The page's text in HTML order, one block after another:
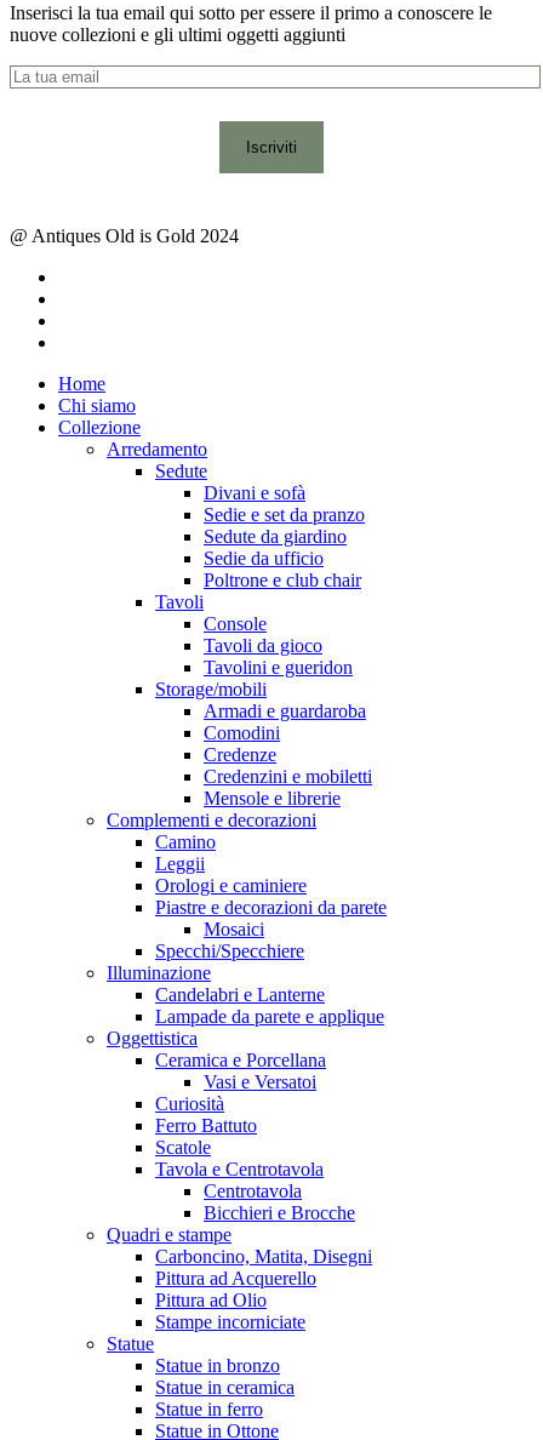
Inserisci la tua email qui sotto per essere il primo a conoscere le
nuove collezioni e gli ultimi oggetti aggiunti
@ Antiques Old is Gold 2024
Close
Menu
Home
Chi siamo
Collezione
Arredamento
Sedute
Divani e sofà
Sedie e set da pranzo
Sedute da giardino
Sedie da ufficio
Poltrone e club chair
Tavoli
Console
Tavoli da gioco
Tavolini e gueridon
Storage/mobili
Armadi e guardaroba
Comodini
Credenze
Credenzini e mobiletti
Mensole e librerie
Complementi e decorazioni
Camino
Leggii
Orologi e caminiere
Piastre e decorazioni da parete
Mosaici
Specchi/Specchiere
Illuminazione
Candelabri e Lanterne
Lampade da parete e applique
Oggettistica
Ceramica e Porcellana
Vasi e Versatoi
Curiosità
Ferro Battuto
Scatole
Tavola e Centrotavola
Centrotavola
Bicchieri e Brocche
Quadri e stampe
Carboncino, Matita, Disegni
Pittura ad Acquerello
Pittura ad Olio
Stampe incorniciate
Statue
Statue in bronzo
Statue in ceramica
Statue in ferro
Statue in Ottone